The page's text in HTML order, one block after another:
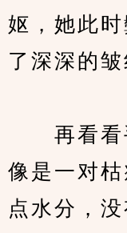
妪，她此
了深深的皱
再看看
像是一对
点水分，